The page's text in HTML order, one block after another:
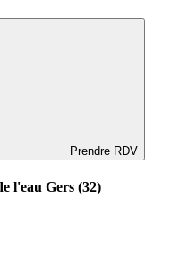
Prendre RDV
l'eau Gers (32)